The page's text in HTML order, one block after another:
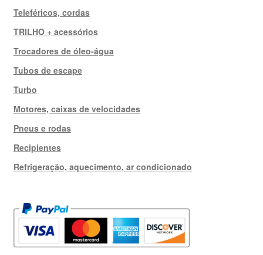
Teleféricos, cordas
TRILHO + acessórios
Trocadores de óleo-água
Tubos de escape
Turbo
Motores, caixas de velocidades
Pneus e rodas
Recipientes
Refrigeração, aquecimento, ar condicionado